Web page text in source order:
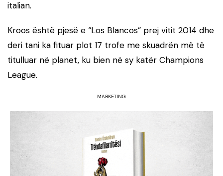
italian.
Kroos është pjesë e “Los Blancos” prej vitit 2014 dhe
deri tani ka fituar plot 17 trofe me skuadrën më të
titulluar në planet, ku bien në sy katër Champions
League.
MARKETING